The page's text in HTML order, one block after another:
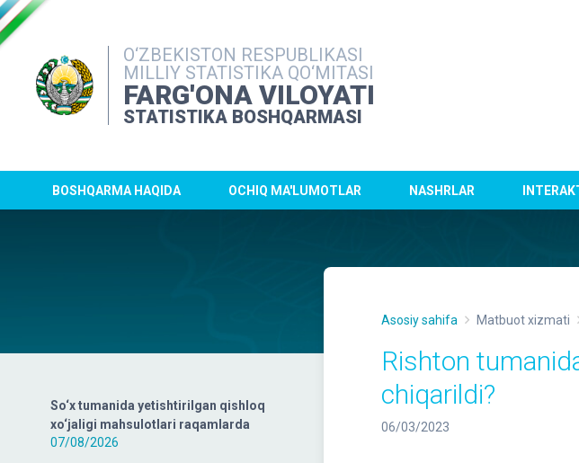
O‘ZBEKISTON RESPUBLIKASI
MILLIY STATISTIKA QO‘MITASI
FARG'ONA VILOYATI
STATISTIKA BOSHQARMASI
BOSHQARMA HAQIDA OCHIQ MA'LUMOTLAR NASHRLAR
So‘x tumanida yetishtirilgan qishloq
xo‘jaligi mahsulotlari raqamlarda
07/08/2026
Asosiy sahifa Matbuot xizmati
Rishton
chiqarildi?
06/03/2023